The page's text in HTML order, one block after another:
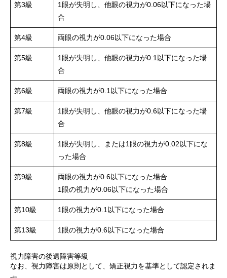
第3級
1眼が失明し、他眼の視力が0.06以下になった場
合
第4級 両眼の視力が0.06以下になった場合
第5級
1眼が失明し、他眼の視力が0.1以下になった場
合
第6級 両眼の視力が0.1以下になった場合
第7級
1眼が失明し、他眼の視力が0.6以下になった場
合
第8級
1眼が失明し、または1眼の視力が0.02以下にな
った場合
第9級
両眼の視力が0.6以下になった場合
1眼の視力が0.06以下になった場合
第10級 1眼の視力が0.1以下になった場合
第13級 1眼の視力が0.6以下になった場合
視力障害の後遺障害等級
なお、視力障害は原則として、矯正視力を基準として認定されま